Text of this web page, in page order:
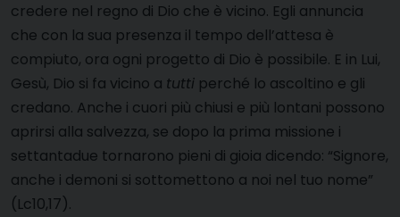
credere nel regno di Dio che è vicino. Egli annuncia
che con la sua presenza il tempo dell’attesa è
compiuto, ora ogni progetto di Dio è possibile. E in Lui,
Gesù, Dio si fa vicino a tutti perché lo ascoltino e gli
credano. Anche i cuori più chiusi e più lontani possono
aprirsi alla salvezza, se dopo la prima missione i
settantadue tornarono pieni di gioia dicendo: “Signore,
anche i demoni si sottomettono a noi nel tuo nome”
(Lc10,17).